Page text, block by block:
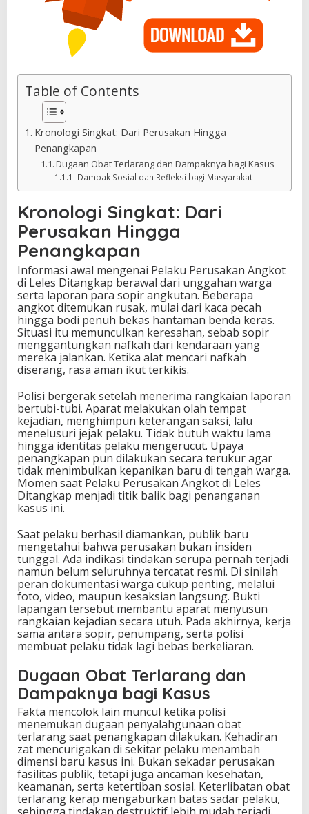
Table of Contents
Kronologi Singkat: Dari Perusakan Hingga
Penangkapan
Dugaan Obat Terlarang dan Dampaknya bagi Kasus
Dampak Sosial dan Refleksi bagi Masyarakat
Kronologi Singkat: Dari
Perusakan Hingga
Penangkapan
Informasi awal mengenai Pelaku Perusakan Angkot
di Leles Ditangkap berawal dari unggahan warga
serta laporan para sopir angkutan. Beberapa
angkot ditemukan rusak, mulai dari kaca pecah
hingga bodi penuh bekas hantaman benda keras.
Situasi itu memunculkan keresahan, sebab sopir
menggantungkan nafkah dari kendaraan yang
mereka jalankan. Ketika alat mencari nafkah
diserang, rasa aman ikut terkikis.
Polisi bergerak setelah menerima rangkaian laporan
bertubi-tubi. Aparat melakukan olah tempat
kejadian, menghimpun keterangan saksi, lalu
menelusuri jejak pelaku. Tidak butuh waktu lama
hingga identitas pelaku mengerucut. Upaya
penangkapan pun dilakukan secara terukur agar
tidak menimbulkan kepanikan baru di tengah warga.
Momen saat Pelaku Perusakan Angkot di Leles
Ditangkap menjadi titik balik bagi penanganan
kasus ini.
Saat pelaku berhasil diamankan, publik baru
mengetahui bahwa perusakan bukan insiden
tunggal. Ada indikasi tindakan serupa pernah terjadi
namun belum seluruhnya tercatat resmi. Di sinilah
peran dokumentasi warga cukup penting, melalui
foto, video, maupun kesaksian langsung. Bukti
lapangan tersebut membantu aparat menyusun
rangkaian kejadian secara utuh. Pada akhirnya, kerja
sama antara sopir, penumpang, serta polisi
membuat pelaku tidak lagi bebas berkeliaran.
Dugaan Obat Terlarang dan
Dampaknya bagi Kasus
Fakta mencolok lain muncul ketika polisi
menemukan dugaan penyalahgunaan obat
terlarang saat penangkapan dilakukan. Kehadiran
zat mencurigakan di sekitar pelaku menambah
dimensi baru kasus ini. Bukan sekadar perusakan
fasilitas publik, tetapi juga ancaman kesehatan,
keamanan, serta ketertiban sosial. Keterlibatan obat
terlarang kerap mengaburkan batas sadar pelaku,